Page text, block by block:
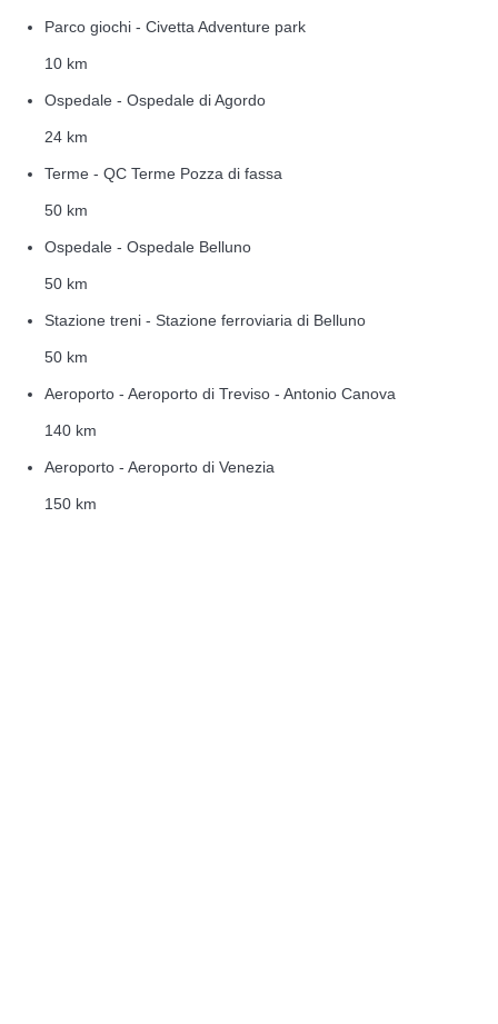
Parco giochi - Civetta Adventure park
10 km
Ospedale - Ospedale di Agordo
24 km
Terme - QC Terme Pozza di fassa
50 km
Ospedale - Ospedale Belluno
50 km
Stazione treni - Stazione ferroviaria di Belluno
50 km
Aeroporto - Aeroporto di Treviso - Antonio Canova
140 km
Aeroporto - Aeroporto di Venezia
150 km